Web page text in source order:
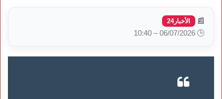
📰 الأخبار24
🕒 06/07/2026 – 10:40